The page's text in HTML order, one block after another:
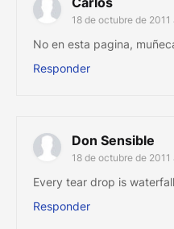
18 de octubre de 2011
No en esta pagina,
Responder
Don Sensible
18 de octubre de
Every tear drop is
Responder